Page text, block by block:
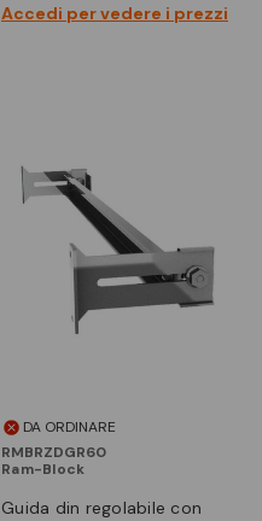
Accedi per vedere i prezzi
DA ORDINARE
RMBRZDGR60
Ram-Block
guida din regolabile con